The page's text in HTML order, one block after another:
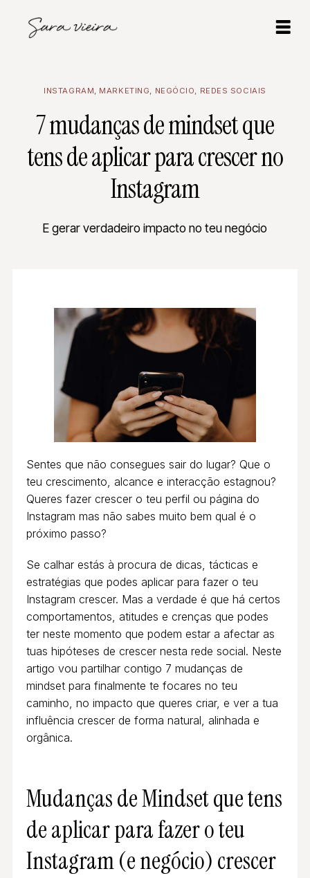
INSTAGRAM MARKETING NEGÓCIO REDES SOCIAIS
7 mudanças de mindset que
tens de aplicar para crescer no
Instagram
E gerar verdadeiro impacto no teu negócio
Sentes que não consegues sair do lugar? Que o
teu crescimento, alcance e interacção estagnou?
Queres fazer crescer o teu perfil ou página do
Instagram mas não sabes muito bem qual é o
próximo passo?
Se calhar estás à procura de dicas, tácticas e
estratégias que podes aplicar para fazer o teu
Instagram crescer. Mas a verdade é que há certos
comportamentos, atitudes e crenças que podes
ter neste momento que podem estar a afectar as
tuas hipóteses de crescer nesta rede social. Neste
artigo vou partilhar contigo 7 mudanças de
mindset para finalmente te focares no teu
caminho, no impacto que queres criar, e ver a tua
influência crescer de forma natural, alinhada e
orgânica.
Mudanças de Mindset que tens
de aplicar para fazer o teu
Instagram (e negócio) crescer